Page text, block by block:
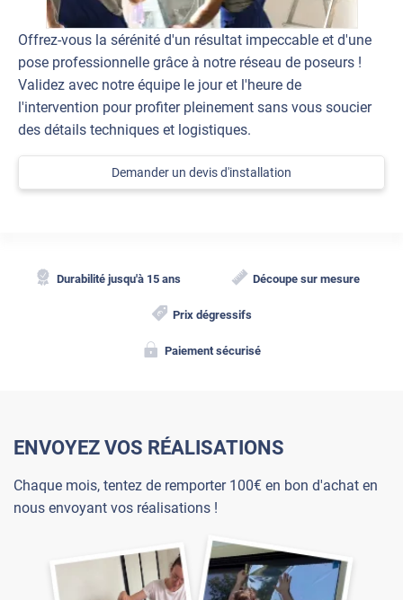
Offrez-vous la sérénité d'un résultat impeccable et d'une
pose professionnelle grâce à notre réseau de poseurs !
Validez avec notre équipe le jour et l'heure de
l'intervention pour profiter pleinement sans vous soucier
des détails techniques et logistiques.
Demander un devis d'installation
Durabilité jusqu'à 15 ans Découpe sur mesure
Prix dégressifs
Paiement sécurisé
ENVOYEZ VOS RÉALISATIONS
Chaque mois, tentez de remporter 100€ en bon d'achat en
nous envoyant vos réalisations !